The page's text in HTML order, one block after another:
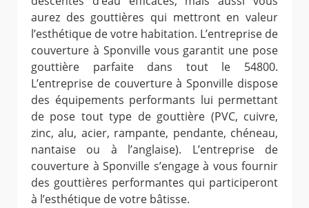
aurez des gouttières qui mettront en valeur
l’esthétique de votre habitation. L’entreprise de
couverture à Sponville vous garantit une pose
gouttière parfaite dans tout le 54800.
L’entreprise de couverture à Sponville dispose
des équipements performants lui permettant
de pose tout type de gouttière (PVC, cuivre,
zinc, alu, acier, rampante, pendante, chéneau,
nantaise ou à l’anglaise). L’entreprise de
couverture à Sponville s’engage à vous fournir
des gouttières performantes qui participeront
à l’esthétique de votre bâtisse.